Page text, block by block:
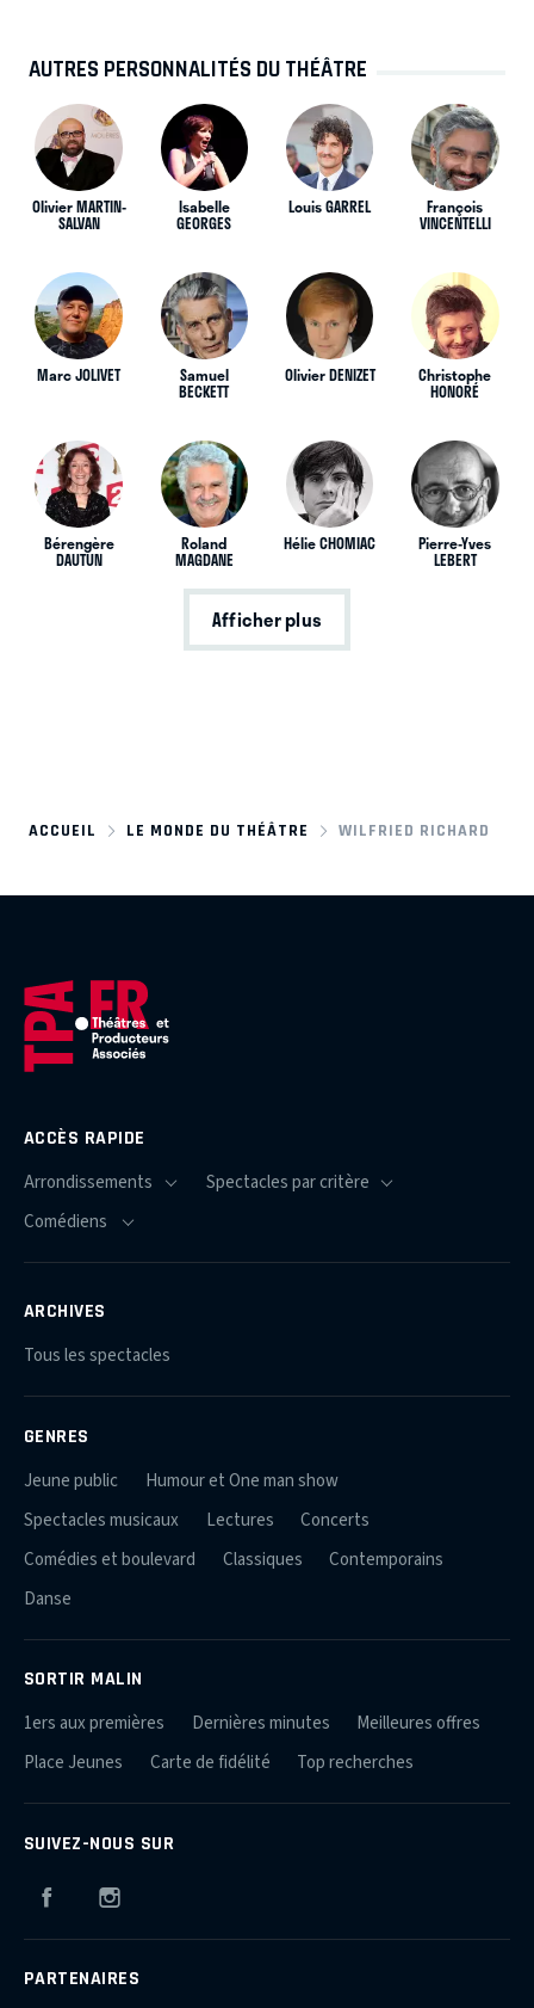
AUTRES PERSONNALITÉS DU THÉÂTRE
Olivier MARTIN-
SALVAN
Isabelle
GEORGES
Louis GARREL François
VINCENTELLI
Marc JOLIVET Samuel
BECKETT
Olivier DENIZET Christophe
HONORÉ
Bérengère
DAUTUN
Roland
MAGDANE
Hélie CHOMIAC Pierre-Yves
LEBERT
Afficher plus
ACCUEIL LE MONDE DU THÉÂTRE WILFRIED RICHARD
ACCÈS RAPIDE
ARCHIVES
Tous les spectacles
GENRES
Jeune public
Humour et One man show
Spectacles musicaux
Lectures
Concerts
Comédies et boulevard
Classiques
Contemporains
Danse
SORTIR MALIN
1ers aux premières Dernières minutes
Meilleures offres
Place Jeunes
Carte de fidélité Top recherches
SUIVEZ-NOUS SUR
Facebook
PARTENAIRES